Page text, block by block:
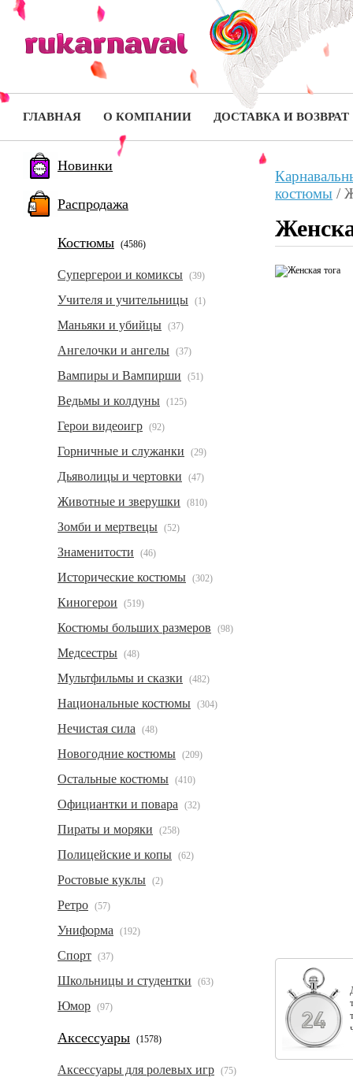
ГЛАВНАЯ О КОМПАНИИ ДОСТАВКА И ВОЗВРАТ
Новинки
Распродажа
Костюмы (4586)
Супергерои и комиксы (39)
Учителя и учительницы (1)
Маньяки и убийцы (37)
Ангелочки и ангелы (37)
Вампиры и Вампирши (51)
Ведьмы и колдуны (125)
Герои видеоигр (92)
Горничные и служанки (29)
Дьяволицы и чертовки (47)
Животные и зверушки (810)
Зомби и мертвецы (52)
Знаменитости (46)
Исторические костюмы (302)
Киногерои (519)
Костюмы больших размеров (98)
Медсестры (48)
Мультфильмы и сказки (482)
Национальные костюмы (304)
Нечистая сила (48)
Новогодние костюмы (209)
Остальные костюмы (410)
Официантки и повара (32)
Пираты и моряки (258)
Полицейские и копы (62)
Ростовые куклы (2)
Ретро (57)
Униформа (192)
Спорт (37)
Школьницы и студентки (63)
Юмор (97)
Аксессуары (1578)
Аксессуары для ролевых игр (75)
костюмы /